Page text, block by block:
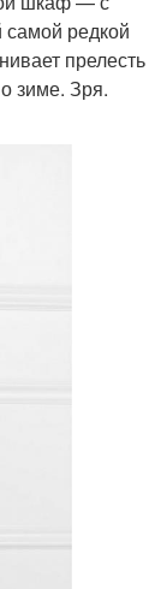
запахом
юбка
юбка
самой редкой
прелесть
зиме. Зря.